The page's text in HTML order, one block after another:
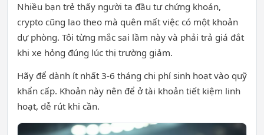
Nhiều bạn trẻ thấy người ta đầu tư chứng khoán,
crypto cũng lao theo mà quên mất việc có một khoản
dự phòng. Tôi từng mắc sai lầm này và phải trả giá đắt
khi xe hỏng đúng lúc thị trường giảm.
Hãy để dành ít nhất 3-6 tháng chi phí sinh hoạt vào quỹ
khẩn cấp. Khoản này nên để ở tài khoản tiết kiệm linh
hoạt, dễ rút khi cần.